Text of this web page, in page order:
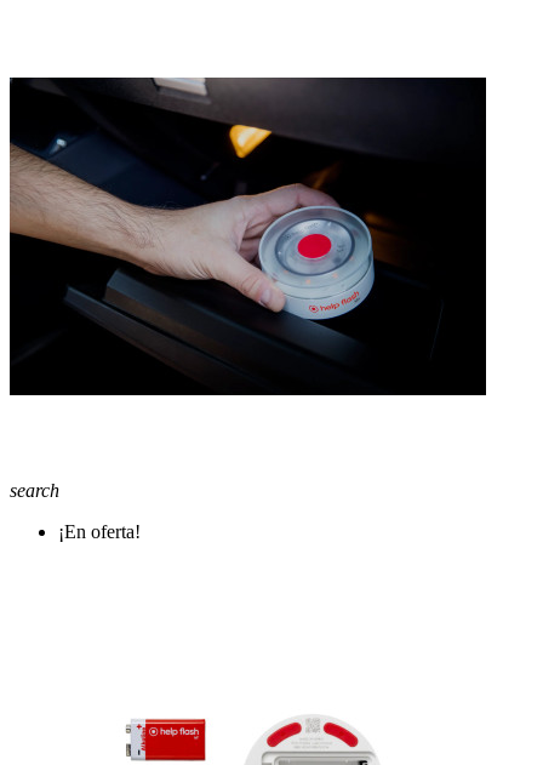
search
¡En oferta!